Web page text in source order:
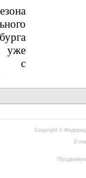
уже
с
Copyright ©
E-